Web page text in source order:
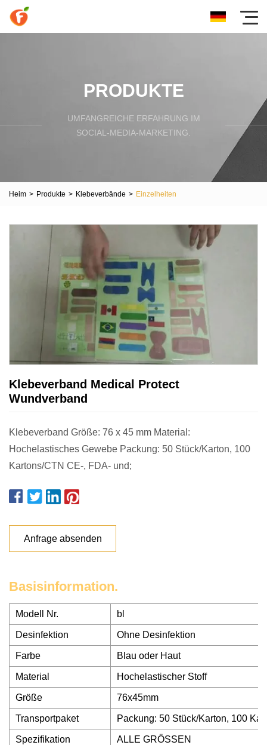
PRODUKTE
UMFANGREICHE ERFAHRUNG IM
SOCIAL-MEDIA-MARKETING.
Heim > Produkte > Klebeverbände > Einzelheiten
Klebeverband Medical Protect
Wundverband
Klebeverband Größe: 76 x 45 mm Material:
Hochelastisches Gewebe Packung: 50 Stück/Karton, 100
Kartons/CTN CE-, FDA- und;
Anfrage absenden
Basisinformation.
Modell Nr. bl
Desinfektion Ohne Desinfektion
Farbe Blau oder Haut
Material Hochelastischer Stoff
Größe 76x45mm
Transportpaket Packung: 50 Stück/Karton, 100
Spezifikation ALLE GRÖSSEN